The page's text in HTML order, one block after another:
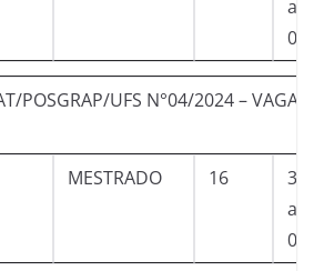
a
POSGRAP/UFS N°04/2024 – VAGAS
MESTRADO 16
a